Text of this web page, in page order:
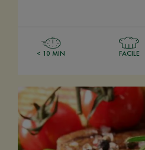
< 10 MIN FACILE